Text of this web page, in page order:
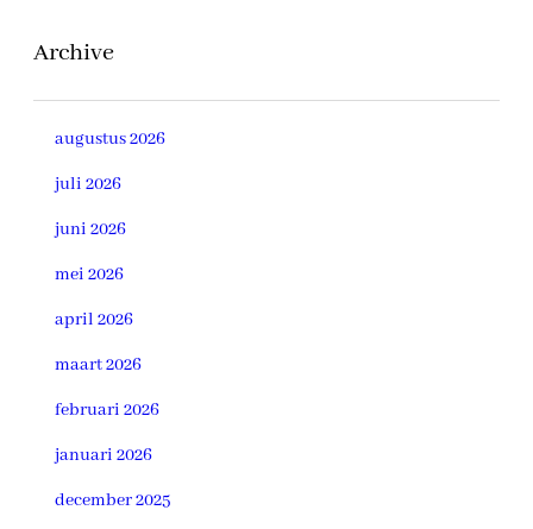
Archive
augustus 2026
juli 2026
juni 2026
mei 2026
april 2026
maart 2026
februari 2026
januari 2026
december 2025